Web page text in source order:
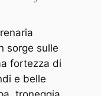
sorge sulle
fortezza di
e belle